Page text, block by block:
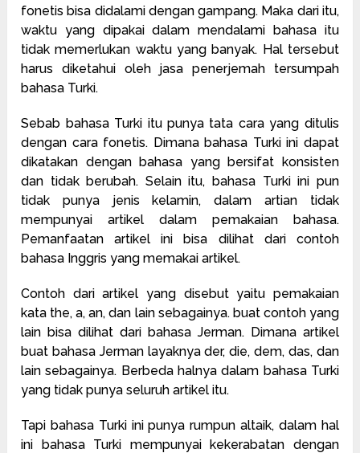
fonetis bisa didalami dengan gampang. Maka dari itu,
waktu yang dipakai dalam mendalami bahasa itu
tidak memerlukan waktu yang banyak. Hal tersebut
harus diketahui oleh jasa penerjemah tersumpah
bahasa Turki.
Sebab bahasa Turki itu punya tata cara yang ditulis
dengan cara fonetis. Dimana bahasa Turki ini dapat
dikatakan dengan bahasa yang bersifat konsisten
dan tidak berubah. Selain itu, bahasa Turki ini pun
tidak punya jenis kelamin, dalam artian tidak
mempunyai artikel dalam pemakaian bahasa.
Pemanfaatan artikel ini bisa dilihat dari contoh
bahasa Inggris yang memakai artikel.
Contoh dari artikel yang disebut yaitu pemakaian
kata the, a, an, dan lain sebagainya. buat contoh yang
lain bisa dilihat dari bahasa Jerman. Dimana artikel
buat bahasa Jerman layaknya der, die, dem, das, dan
lain sebagainya. Berbeda halnya dalam bahasa Turki
yang tidak punya seluruh artikel itu.
Tapi bahasa Turkiini punya rumpun altaik, dalam hal
ini bahasa Turki mempunyai kekerabatan dengan